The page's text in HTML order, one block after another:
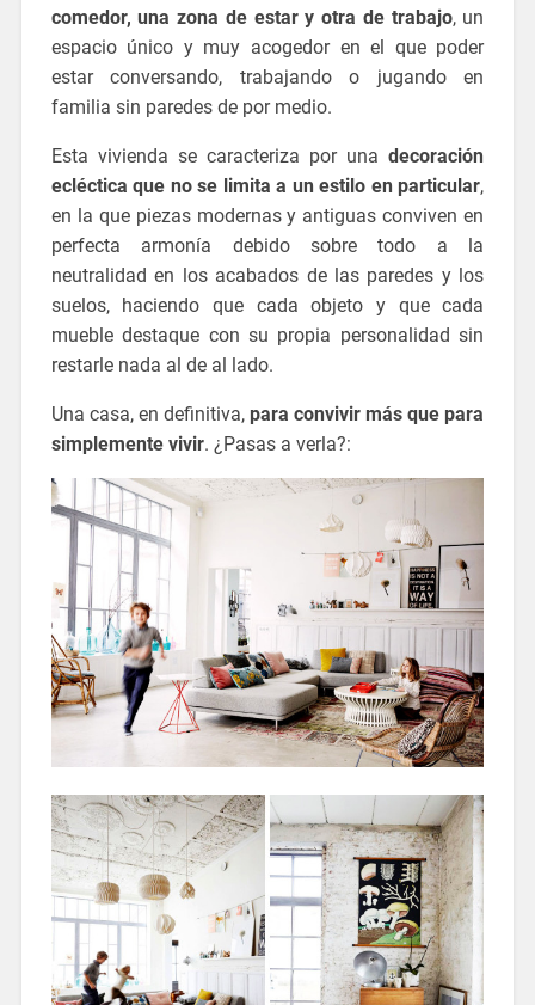
comedor, una zona de estar y otra de trabajo, un
espacio único y muy acogedor en el que poder
estar conversando, trabajando o jugando en
familia sin paredes de por medio.
Esta vivienda se caracteriza por unadecoración
ecléctica que no se limita a un estilo en particular,
en la que piezas modernas y antiguas conviven en
perfecta armonía debido sobre todo a la
neutralidad en los acabados de las paredes y los
suelos, haciendo que cada objeto y que cada
mueble destaque con su propia personalidad sin
restarle nada al de al lado.
Una casa, en definitiva, para convivir más que para
simplemente vivir. ¿Pasas a verla?: